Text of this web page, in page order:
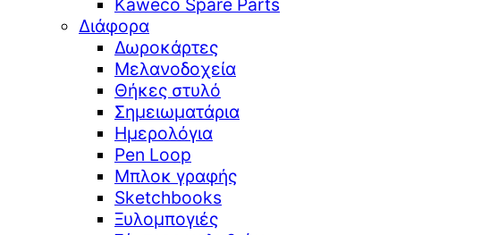
Kaweco Spare Parts
Διάφορα
Δωροκάρτες
Μελανοδοχεία
Θήκες στυλό
Σημειωματάρια
Ημερολόγια
Pen Loop
Μπλοκ γραφής
Sketchbooks
Ξυλομπογιές